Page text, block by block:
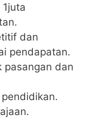
dan
pendapatan.
pasangan dan